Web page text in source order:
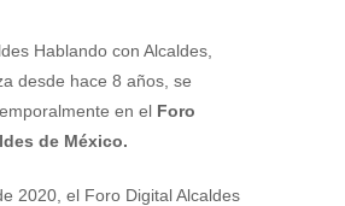
Hablando con Alcaldes,
desde hace 8 años, se
en el Foro
de México.
2020, el Foro Digital Alcaldes